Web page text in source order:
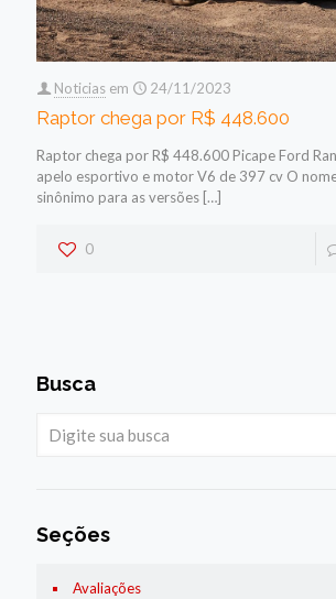
Noticias em 24/11/2023
Raptor chega por R$ 448.600
Raptor chega por R$ 448.600 Picape Ford
apelo esportivo e motor V6 de 397 cv O
sinônimo para as versões […]
0
Busca
Seções
Avaliações